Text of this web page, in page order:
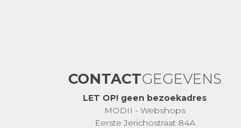
CONTACTGEGEVENS
LET OP! geen bezoekadres
MODII - Webshops
Eerste Jerichostraat 84A